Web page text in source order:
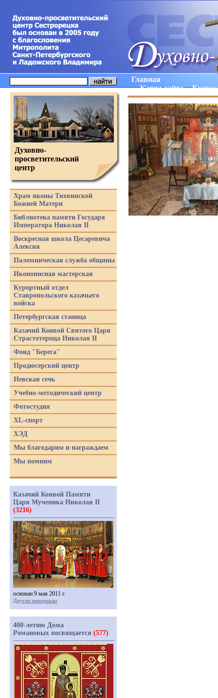
Главная
Карта сайта
Духовно-
просветительский
центр
Храм иконы Тихвинской
Божией Матери
Библиотека памяти Государя
Императора Николая II
Воскресная школа Цесаревича
Алексия
Паломническая служба общины
Иконописная мастерская
Курортный отдел
Ставропольского казачьего
войска
Петербургская станица
Казачий Конвой Святого Царя
Страстотерпца Николая II
Фонд "Берега"
Продюсерский центр
Невская сечь
Учебно-методический центр
Фотостудия
XL-спорт
ХЭД
Мы благодарим и награждаем
Мы помним
Казачий Конвой Памяти
Царя Мученика Николая II
(3216)
основан 9 мая 2011 г.
Другие материалы
400-летию Дома
Романовых посвящается (577)